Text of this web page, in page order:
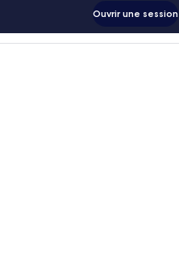
Ouvrir une session